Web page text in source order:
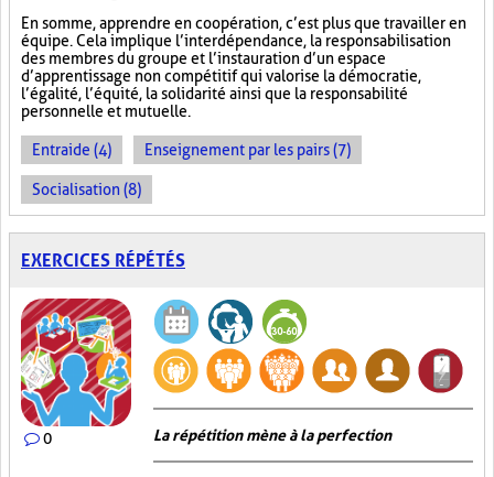
En somme, apprendre en coopération, c’est plus que travailler en
équipe. Cela implique l’interdépendance, la responsabilisation
des membres du groupe et l’instauration d’un espace
d’apprentissage non compétitif qui valorise la démocratie,
l’égalité, l’équité, la solidarité ainsi que la responsabilité
personnelle et mutuelle.
Entraide (4) Enseignement par les pairs (7)
Socialisation (8)
EXERCICES RÉPÉTÉS
0 La répétition mène à la perfection